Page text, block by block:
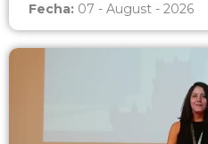
Fecha: 07 - August - 2026